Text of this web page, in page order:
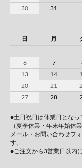
30
31
日
月
6
7
13
14
20
21
27
28
●土日祝日は休業日となっ
（夏季休業・年末年始休業
メール・お問い合わせフ
す。
●ご注文から3営業日以内